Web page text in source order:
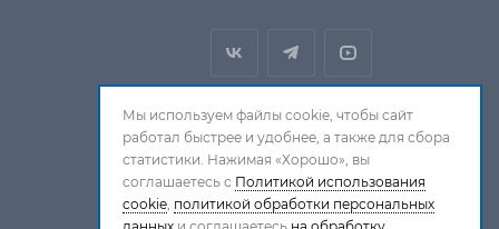
Мы используем файлы cookie, чтобы сайт
работал быстрее и удобнее, а также для сбора
статистики. Нажимая «Хорошо», вы
соглашаетесь с Политикой использования
cookie, политикой обработки персональных